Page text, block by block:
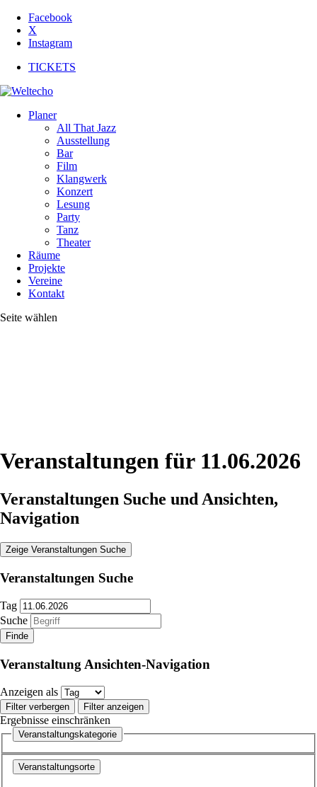
Facebook
X
Instagram
TICKETS
Planer
All That Jazz
Ausstellung
Bar
Film
Klangwerk
Konzert
Lesung
Party
Tanz
Theater
Räume
Projekte
Vereine
Kontakt
Seite wählen
Veranstaltungen für 11.06.2026
Veranstaltungen Suche und Ansichten,
Navigation
Zeige Veranstaltungen Suche
Veranstaltungen Suche
Tag
Suche
Veranstaltung Ansichten-Navigation
Anzeigen als
Filter verbergen Filter anzeigen
Ergebnisse einschränken
Veranstaltungskategorie
Veranstaltungsorte